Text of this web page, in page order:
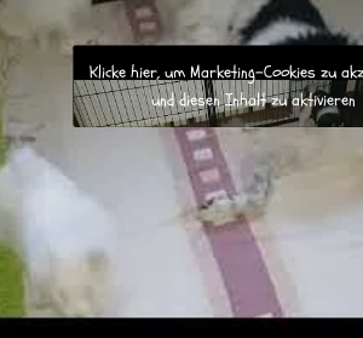
Klicke hier, um Marketing-Cookies zu
und diesen Inhalt zu aktivieren